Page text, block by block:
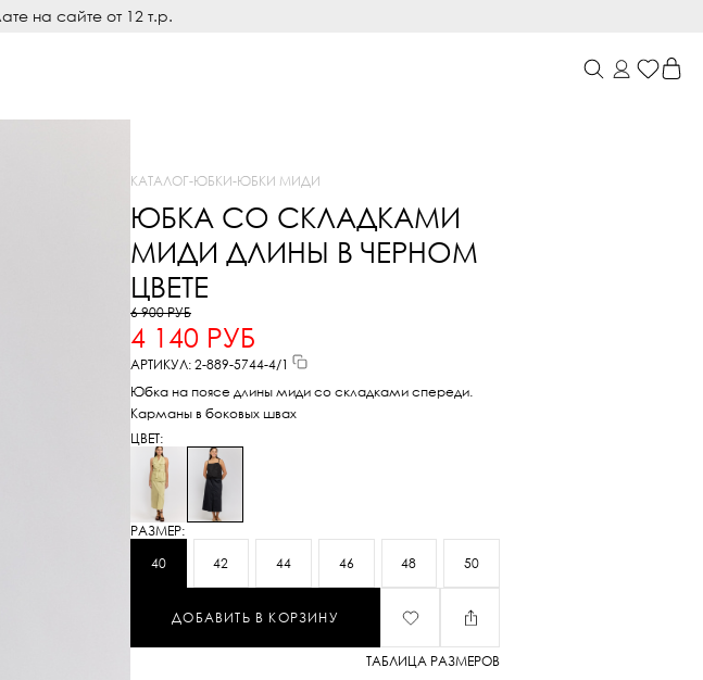
на сайте от 12 т.р.
КАТАЛОГ-ЮБКИ-ЮБКИ МИДИ
ЮБКА СО СКЛАДКАМИ
МИДИ ДЛИНЫ В ЧЕРНОМ
ЦВЕТЕ
6 900 РУБ
4 140 РУБ
АРТИКУЛ: 2-889-5744-4/1
Юбка на поясе длины миди со складками спереди.
Карманы в боковых швах
ЦВЕТ:
РАЗМЕР:
40
42 44 46 48 50
ДОБАВИТЬ В КОРЗИНУ
ТАБЛИЦА РАЗМЕРОВ